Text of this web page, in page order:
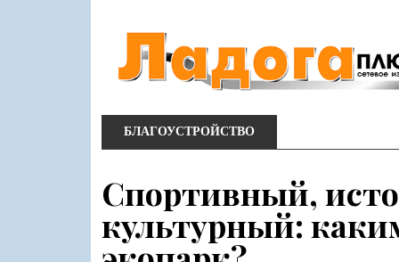
БЛАГОУСТРОЙСТВО
Спортивный,
культурный: